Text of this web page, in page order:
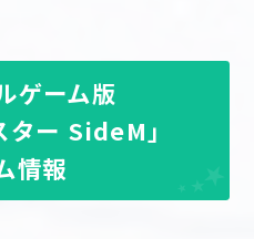
ゲーム版
ター SideM」
情報